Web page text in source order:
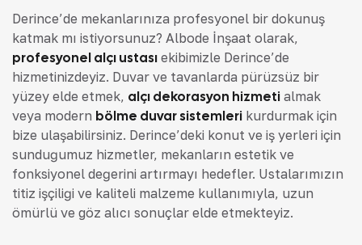
Derince’de mekanlarınıza profesyonel bir dokunuş
katmak mı istiyorsunuz? Albode İnşaat olarak,
profesyonel alçı ustası ekibimizle Derince’de
hizmetinizdeyiz. Duvar ve tavanlarda pürüzsüz bir
yüzey elde etmek, alçı dekorasyon hizmeti almak
veya modern bölme duvar sistemleri kurdurmak için
bize ulaşabilirsiniz. Derince’deki konut ve iş yerleri için
sunduğumuz hizmetler, mekanların estetik ve
fonksiyonel değerini artırmayı hedefler. Ustalarımızın
titiz işçiliği ve kaliteli malzeme kullanımıyla, uzun
ömürlü ve göz alıcı sonuçlar elde etmekteyiz.